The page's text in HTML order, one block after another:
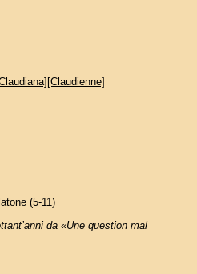
(5-11)
da «Une question mal